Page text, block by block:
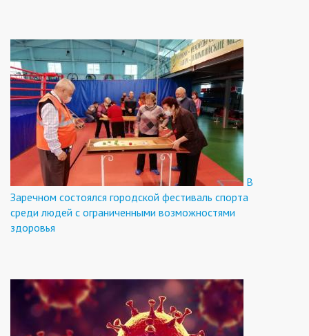
В
Заречном состоялся городской фестиваль спорта
среди людей с ограниченными возможностями
здоровья